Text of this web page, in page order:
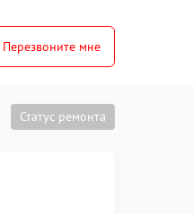
Перезвоните мне
Статус ремонта